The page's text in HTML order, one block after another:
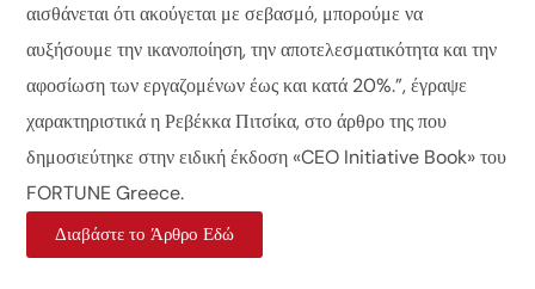
αισθάνεται ότι ακούγεται με σεβασμό, μπορούμε να
αυξήσουμε την ικανοποίηση, την αποτελεσματικότητα και την
αφοσίωση των εργαζομένων έως και κατά 20%.”, έγραψε
χαρακτηριστικά η Ρεβέκκα Πιτσίκα, στο άρθρο της που
δημοσιεύτηκεστην ειδική έκδοση «CEO Initiative Book» του
FORTUNE Greece.
Διαβάστε το Άρθρο Εδώ